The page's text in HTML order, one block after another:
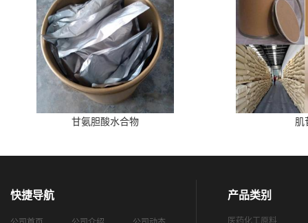
甘氨胆酸水合物 肌
快捷导航 产品类别
医药化工原料